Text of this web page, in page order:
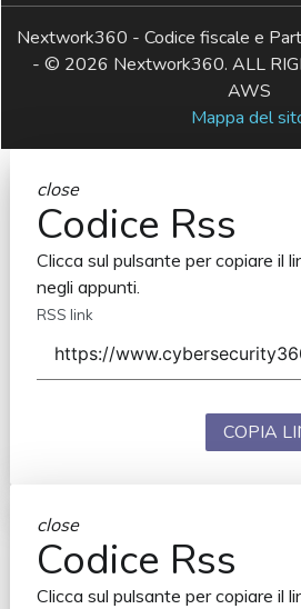
Nextwork360 - Codice fiscale e
- © 2026 Nextwork360. ALL
AWS
Mappa del
close
Codice Rss
Clicca sul pulsante per copiare il
negli appunti.
RSS link
COPIA
close
Codice Rss
Clicca sul pulsante per copiare il